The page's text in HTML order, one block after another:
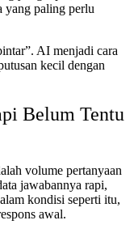
yang paling perlu
AI menjadi cara
kecil dengan
Belum Tentu
volume pertanyaan
jawabannya rapi,
kondisi seperti itu,
awal.